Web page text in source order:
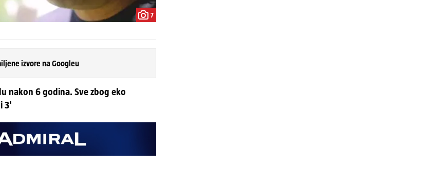
7
izvore na Googleu
nakon 6 godina. Sve zbog eko
3'